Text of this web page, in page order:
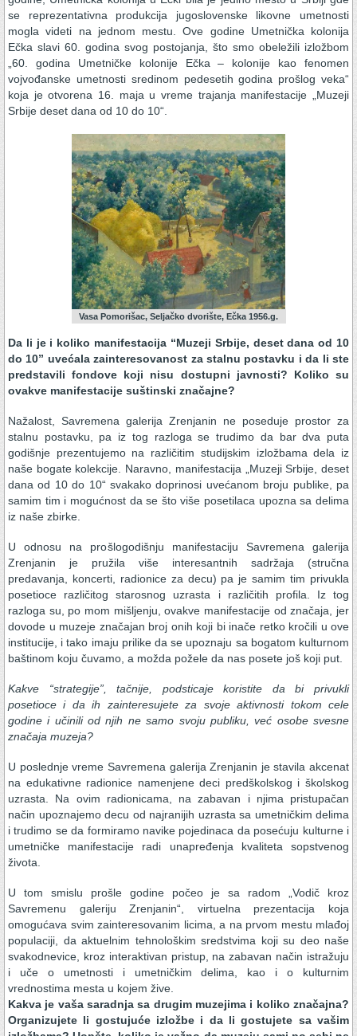
se reprezentativna produkcija jugoslovenske likovne umetnosti
mogla videti na jednom mestu. Ove godine Umetnička kolonija
Ečka slavi 60. godina svog postojanja, što smo obeležili izložbom
„60. godina Umetničke kolonije Ečka – kolonije kao fenomen
vojvođanske umetnosti sredinom pedesetih godina prošlog veka“
koja je otvorena 16. maja u vreme trajanja manifestacije „Muzeji
Srbije deset dana od 10 do 10“.
Vasa Pomorišac, Seljačko dvorište, Ečka 1956.g.
Da li je i koliko manifestacija “Muzeji Srbije, deset dana od 10
do 10” uvećala zainteresovanost za stalnu postavku i da li ste
predstavili fondove koji nisu dostupni javnosti? Koliko su
ovakve manifestacije suštinski značajne?
Nažalost, Savremena galerija Zrenjanin ne poseduje prostor za
stalnu postavku, pa iz tog razloga se trudimo da bar dva puta
godišnje prezentujemo na različitim studijskim izložbama dela iz
naše bogate kolekcije. Naravno, manifestacija „Muzeji Srbije, deset
dana od 10 do 10“ svakako doprinosi uvećanom broju publike, pa
samim tim i mogućnost da se što više posetilaca upozna sa delima
iz naše zbirke.
U odnosu na prošlogodišnju manifestaciju Savremena galerija
Zrenjanin je pružila više interesantnih sadržaja (stručna
predavanja, koncerti, radionice za decu) pa je samim tim privukla
posetioce različitog starosnog uzrasta i različitih profila. Iz tog
razloga su, po mom mišljenju, ovakve manifestacije od značaja, jer
dovode u muzeje značajan broj onih koji bi inače retko kročili u ove
institucije, i tako imaju prilike da se upoznaju sa bogatom kulturnom
baštinom koju čuvamo, a možda požele da nas posete još koji put.
Kakve “strategije”, tačnije, podsticaje koristite da bi privukli
posetioce i da ih zainteresujete za svoje aktivnosti tokom cele
godine i učinili od njih ne samo svoju publiku, već osobe svesne
značaja muzeja?
U poslednje vreme Savremena galerija Zrenjanin je stavila akcenat
na edukativne radionice namenjene deci predškolskog i školskog
uzrasta. Na ovim radionicama, na zabavan i njima pristupačan
način upoznajemo decu od najranijih uzrasta sa umetničkim delima
i trudimo se da formiramo navike pojedinaca da posećuju kulturne i
umetničke manifestacije radi unapređenja kvaliteta sopstvenog
života.
U tom smislu prošle godine počeo je sa radom „Vodič kroz
Savremenu galeriju Zrenjanin“, virtuelna prezentacija koja
omogućava svim zainteresovanim licima, a na prvom mestu mlađoj
populaciji, da aktuelnim tehnološkim sredstvima koji su deo naše
svakodnevice, kroz interaktivan pristup, na zabavan način istražuju
i uče o umetnosti i umetničkim delima, kao i o kulturnim
vrednostima mesta u kojem žive.
Kakva je vaša saradnja sa drugim muzejima i koliko značajna?
Organizujete li gostujuće izložbe i da li gostujete sa vašim